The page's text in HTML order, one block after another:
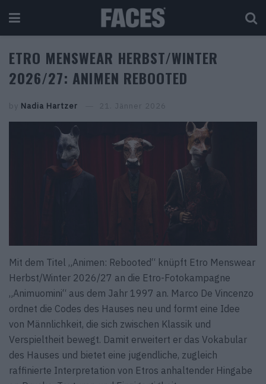
ETRO MENSWEAR HERBST/WINTER
2026/27: ANIMEN REBOOTED
by Nadia Hartzer 21. Jänner 2026
Mit dem Titel „Animen: Rebooted“ knüpft Etro Menswear
Herbst/Winter 2026/27 an die Etro-Fotokampagne
„Animuomini“ aus dem Jahr 1997 an. Marco De Vincenzo
ordnet die Codes des Hauses neu und formt eine Idee
von Männlichkeit, die sich zwischen Klassik und
Verspieltheit bewegt. Damit erweitert er das Vokabular
des Hauses und bietet eine jugendliche, zugleich
raffinierte Interpretation von Etros anhaltender Hingabe